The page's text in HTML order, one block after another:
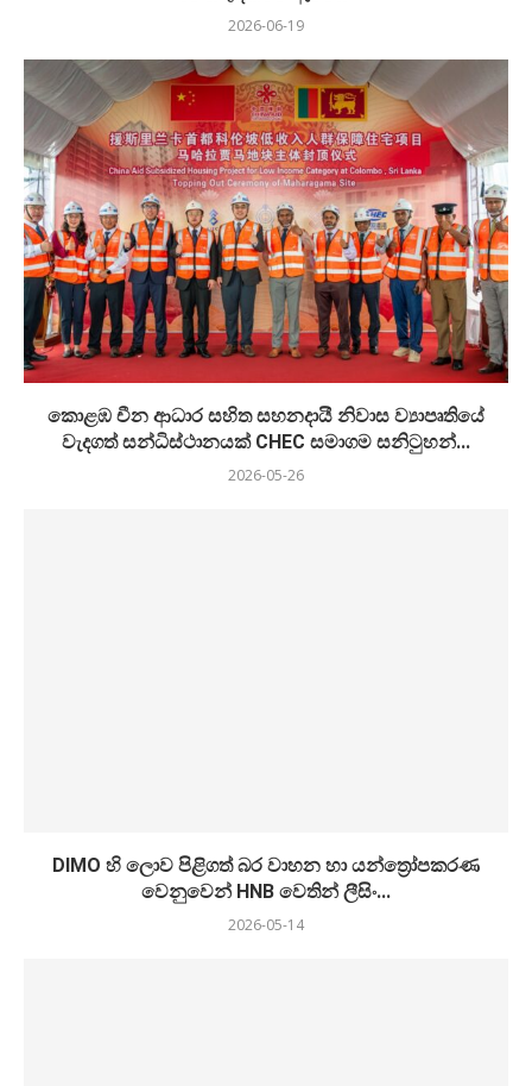
2026-06-19
කොළඹ චීන ආධාර සහිත සහනදායී නිවාස ව්‍යාපෘතියේ
වැදගත් සන්ධිස්ථානයක් CHEC සමාගම සනිටුහන්...
2026-05-26
DIMO හි ලොව පිළිගත් බර වාහන හා යන්ත්‍රෝපකරණ
වෙනුවෙන් HNB වෙතින් ලීසිං...
2026-05-14